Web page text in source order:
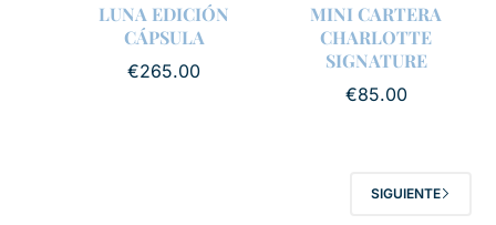
LUNA EDICIÓN
CÁPSULA
€265.00
MINI CARTERA
CHARLOTTE
SIGNATURE
€85.00
SIGUIENTE